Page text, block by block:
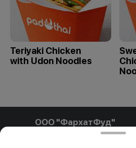
Teriyaki Chicken
with Udon Noodles
ООО "ФархатФуд"
ООО"ФархатФуд" Свидетельство о